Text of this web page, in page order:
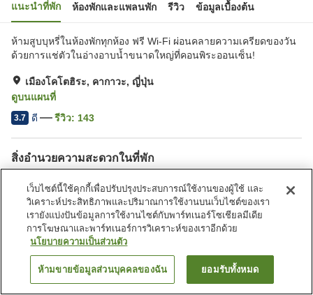
แนะนำที่พัก ห้องพักและแพลนพัก รีวิว ข้อมูลเบื้องต้น
ห้ามสูบบุหรี่ในห้องพักทุกห้อง ฟรี Wi-Fi ผ่อนคลายความเครียดของวัน
ด้วยการแช่ตัวในอ่างอาบน้ำขนาดใหญ่ที่คอนพิระออนเซ็น!
เมืองโคโตฮิระ, คากาวะ, ญี่ปุ่น
ดูบนแผนที่
3.7 ดี รีวิว: 143
สิ่งอำนวยความสะดวกในที่พัก
คาเฟ่
ตู้จำหน่ายอัตโนมัติ
หน้าแรก ญี่ปุ่น คากาวะ
เมืองโคโตฮิระ
Kotohira River Side Hotel
ค้นหาห้องพัก
เว็บไซต์นี้ใช้คุกกี้เพื่อปรับปรุงประสบการณ์ใช้งานของผู้ใช้ และ
วิเคราะห์ประสิทธิภาพและปริมาณการใช้งานบนเว็บไซต์ของเรา
เรายังแบ่งปันข้อมูลการใช้งานไซต์กับพาร์ทเนอร์โซเชียลมีเดีย
การโฆษณาและพาร์ทเนอร์การวิเคราะห์ของเราอีกด้วย
นโยบายความเป็นส่วนตัว
ห้ามขายข้อมูลส่วนบุคคลของฉัน ยอมรับทั้งหมด